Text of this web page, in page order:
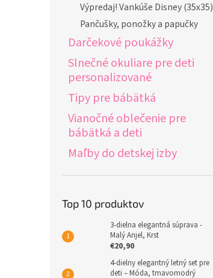
Výpredaj! Vankúše Disney (35x35)
Pančušky, ponožky a papučky
Darčekové poukážky
Slnečné okuliare pre deti
personalizované
Tipy pre bábätká
Vianočné oblečenie pre
bábätká a deti
Maľby do detskej izby
Top 10 produktov
3-dielna elegantná súprava -
Malý Anjel, Krst
€20,90
4-dielny elegantný letný set pre
deti – Móda, tmavomodrý